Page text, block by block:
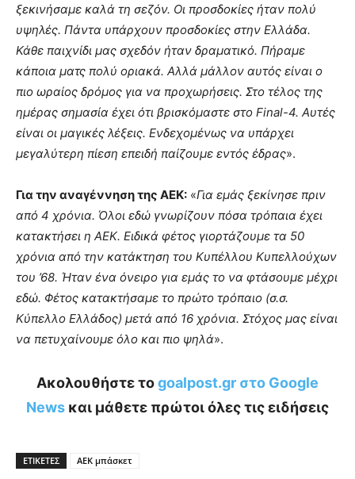
ξεκινήσαμε καλά τη σεζόν. Οι προσδοκίες ήταν πολύ
υψηλές. Πάντα υπάρχουν προσδοκίες στην Ελλάδα.
Κάθε παιχνίδι μας σχεδόν ήταν δραματικό. Πήραμε
κάποια ματς πολύ οριακά. Αλλά μάλλον αυτός είναι ο
πιο ωραίος δρόμος για να προχωρήσεις. Στο τέλος της
ημέρας σημασία έχει ότι βρισκόμαστε στο Final-4. Αυτές
είναι οι μαγικές λέξεις. Ενδεχομένως να υπάρχει
μεγαλύτερη πίεση επειδή παίζουμε εντός έδρας».
Για την αναγέννηση της ΑΕΚ: «Για εμάς ξεκίνησε πριν
από 4 χρόνια. Όλοι εδώ γνωρίζουν πόσα τρόπαια έχει
κατακτήσει η ΑΕΚ. Ειδικά φέτος γιορτάζουμε τα 50
χρόνια από την κατάκτηση του Κυπέλλου Κυπελλούχων
του ’68. Ήταν ένα όνειρο για εμάς το να φτάσουμε μέχρι
εδώ. Φέτος κατακτήσαμε το πρώτο τρόπαιο (σ.σ.
Κύπελλο Ελλάδος) μετά από 16 χρόνια. Στόχος μας είναι
να πετυχαίνουμε όλο και πιο ψηλά».
Ακολουθήστε τοgoalpost.gr στο Google
News και μάθετε πρώτοι όλες τις ειδήσεις
ΕΤΙΚΕΤΕΣ ΑΕΚ μπάσκετ